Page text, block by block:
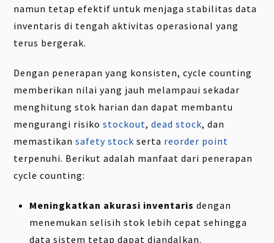
namun tetap efektif untuk menjaga stabilitas data
inventaris di tengah aktivitas operasional yang
terus bergerak.
Dengan penerapan yang konsisten, cycle counting
memberikan nilai yang jauh melampaui sekadar
menghitung stok harian dan dapat membantu
mengurangi risikostockout,dead stock, dan
memastikansafety stock serta reorder point
terpenuhi. Berikut adalah manfaat dari penerapan
cycle counting:
Meningkatkan akurasi inventaris dengan
menemukan selisih stok lebih cepat sehingga
data sistem tetap dapat diandalkan.